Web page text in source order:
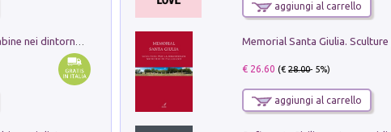
aggiungi al carrello
€ 26.60 (€28.00- 5%)
aggiungi al carrello